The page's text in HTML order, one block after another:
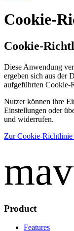
Cookie-
Cookie-
Diese Anwendung
ergeben sich aus der
aufgeführten Cookie-
Nutzer können ihre
Einstellungen oder
und widerrufen.
Zur Cookie-Richtlinie
Product
Features